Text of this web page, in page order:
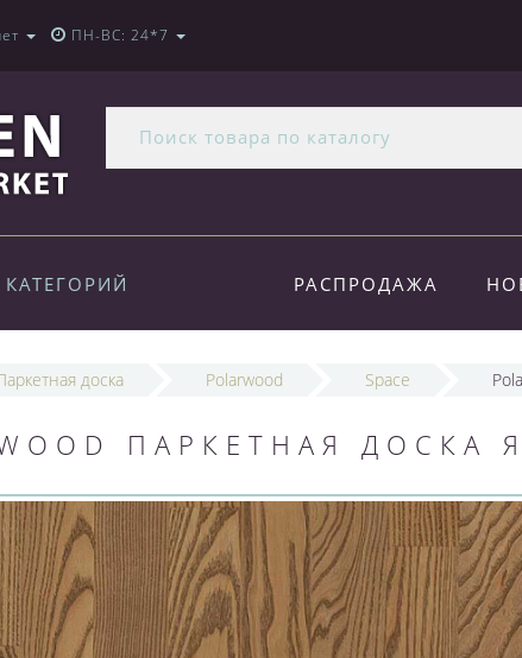
ПН-ВС: 24*7
РАСПРОДАЖА
доска Polarwood Space
ПАРКЕТНАЯ ДОСКА